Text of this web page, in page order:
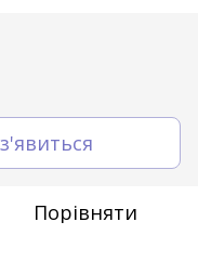
Порівняти